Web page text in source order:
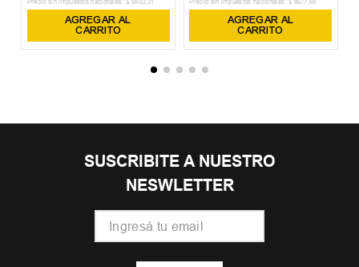
AGREGAR AL
CARRITO
AGREGAR AL
CARRITO
SUSCRIBITE A NUESTRO
NESWLETTER